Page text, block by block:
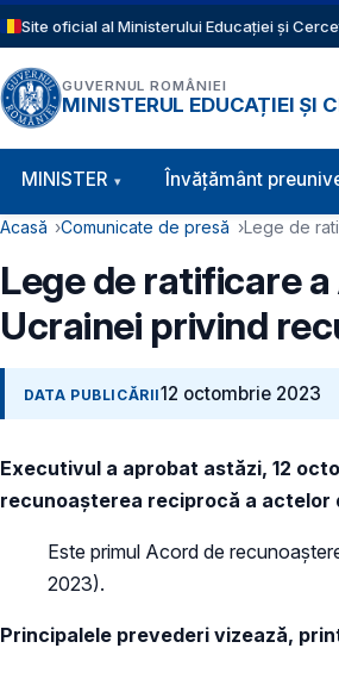
Sari la conținutul principal
Site oficial al Ministerului Educației și
GUVERNUL ROMÂNIEI
MINISTERUL EDUCAȚIEI ȘI
Navigație principală
MINISTER Învăţământ
Cale de navigare
Acasă Comunicate de presă Lege de
Lege de ratificare
Ucrainei privind
DATA PUBLICĂRII12 octombrie 2023
Executivul a aprobat astăzi, 12
recunoașterea reciprocă a actelor
Este primul Acord de
2023).
Principalele prevederi vizează,